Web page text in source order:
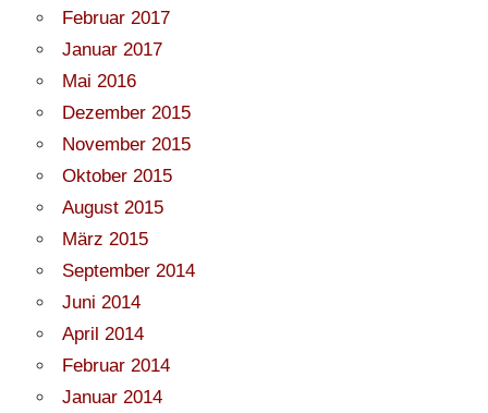
Februar 2017
Januar 2017
Mai 2016
Dezember 2015
November 2015
Oktober 2015
August 2015
März 2015
September 2014
Juni 2014
April 2014
Februar 2014
Januar 2014